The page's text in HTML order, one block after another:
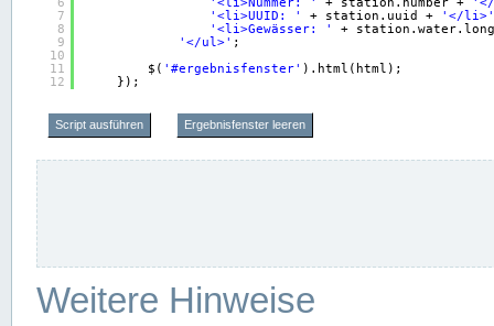
7
8
9
10
11
12
'<li>UUID: '
+ station.uuid +
'</li>'
'<li>Gewässer: '
+
'</ul>' ;
$( '#ergebnisfenster' ).html(html);
});
Script ausführen Ergebnisfenster leeren
Weitere Hinweise